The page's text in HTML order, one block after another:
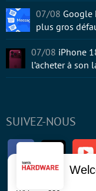
SUIVEZ-NOUS
FacebookTwitter
07/08 Google
plus gros
07/08 iPhone
l’acheter à son